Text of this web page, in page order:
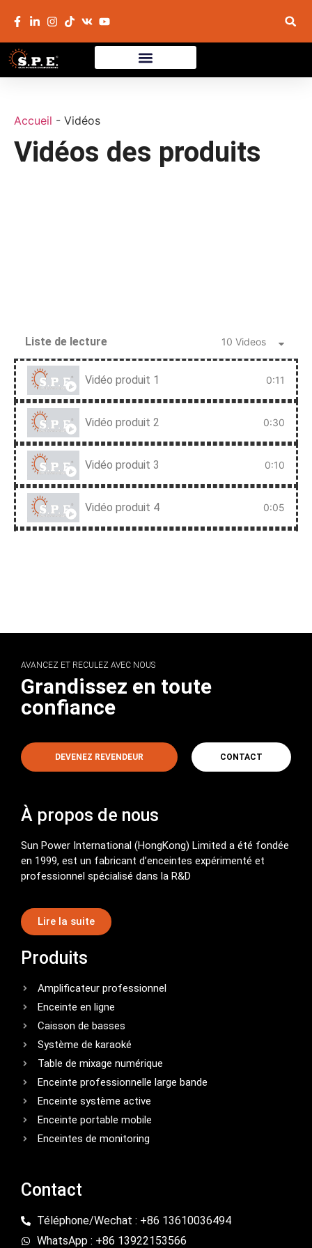
Accueil - Vidéos
Vidéos des produits
Liste de lecture 10 Videos
Vidéo produit 1 0:11
Vidéo produit 2 0:30
Vidéo produit 3 0:10
Vidéo produit 4 0:05
Vidéo produit 7 0:38
Vidéo produit 10
AVANCEZ ET RECULEZ AVEC NOUS
Grandissez en toute
confiance
DEVENEZ REVENDEUR CONTACT
À propos de nous
Sun Power International (HongKong) Limited a été fondée
en 1999, est un fabricant d’enceintes expérimenté et
professionnel spécialisé dans la R&D
Lire la suite
Produits
Amplificateur professionnel
Enceinte en ligne
Caisson de basses
Système de karaoké
Table de mixage numérique
Enceinte professionnelle large bande
Enceinte système active
Enceinte portable mobile
Enceintes de monitoring
Contact
Téléphone/Wechat : +86 13610036494
WhatsApp : +86 13922153566